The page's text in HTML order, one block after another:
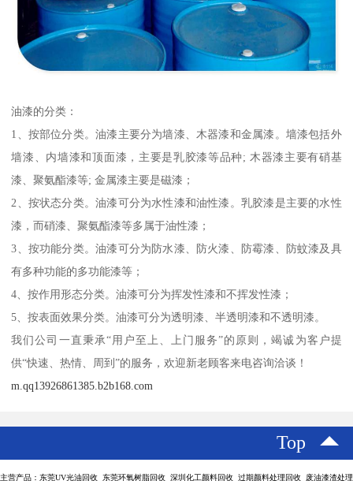
油漆的分类：
1、按部位分类。油漆主要分为墙漆、木器漆和金属漆。墙漆包括外
墙漆、内墙漆和顶面漆，主要是乳胶漆等品种; 木器漆主要有硝基
漆、聚氨酯漆等; 金属漆主要是磁漆；
2、按状态分类。油漆可分为水性漆和油性漆。乳胶漆是主要的水性
漆，而硝漆、聚氨酯漆等多属于油性漆；
3、按功能分类。油漆可分为防水漆、防火漆、防霉漆、防蚊漆及具
有多种功能的多功能漆等；
4、按作用形态分类。油漆可分为挥发性漆和不挥发性漆；
5、按表面效果分类。油漆可分为透明漆、半透明漆和不透明漆。
我们公司一直秉承“用户至上、上门服务”的原则，竭诚为客户提
供“快速、热情、周到”的服务，欢迎新老顾客来电咨询洽谈！
m.qq13926861385.b2b168.com
Top
主营产品：东莞UV光油回收 东莞环氧树脂回收 深圳化工颜料回收 过期颜料处理回收 废油漆渣处理